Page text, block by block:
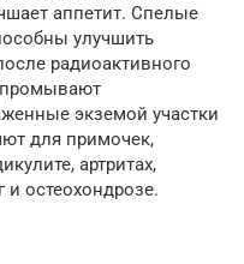
аппетит. Спелые
улучшить
радиоактивного
экземой участки
для примочек,
артритах,
остеохондрозе.